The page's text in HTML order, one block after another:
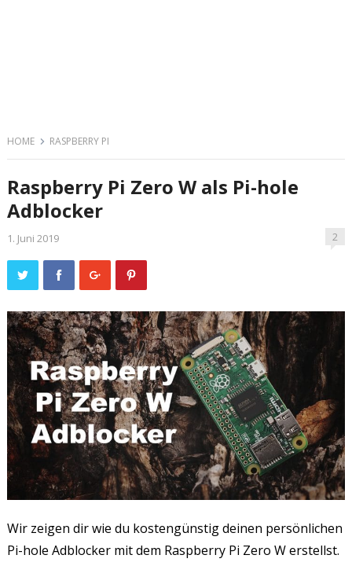
HOME RASPBERRY PI
Raspberry Pi Zero W als Pi-hole
Adblocker
1. Juni 2019 2
Wir zeigen dir wie du kostengünstig deinen persönlichen
Pi-hole Adblocker mit dem Raspberry Pi Zero W erstellst.